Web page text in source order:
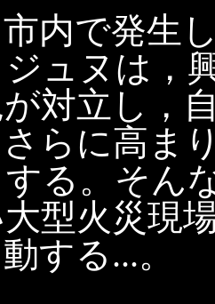
内で発生
ュヌは，
対立し，
らに高ま
る。そん
型火災現
する...。